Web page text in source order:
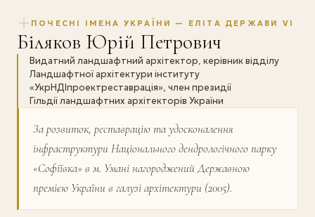
ПОЧЕСНІ ІМЕНА УКРАЇНИ — ЕЛІТА ДЕРЖАВИ VI
Біляков Юрій Петрович
Видатний ландшафтний архітектор, керівник відділу
Ландшафтної архітектури інституту
«УкрНДІпроектреставрація», член президії
Гільдії ландшафтних архітекторів України
За розвиток, реставрацію та удосконалення
інфраструктури Національного дендрологічного парку
«Софіївка» в м. Умані нагороджений Державною
премією України в галузі архітектури (2005).